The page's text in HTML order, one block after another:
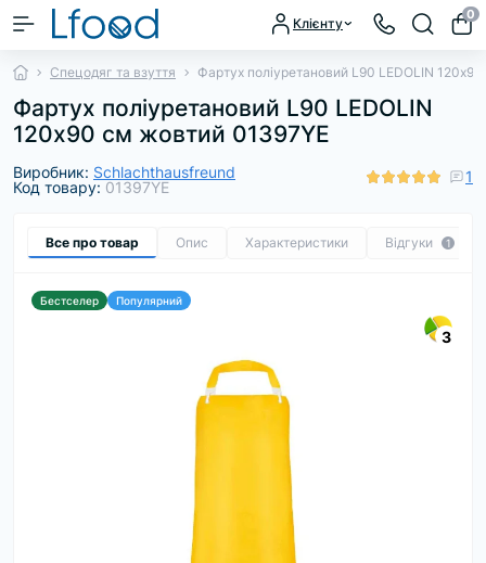
Клієнту
0
Спецодяг та взуття Фартух поліуретановий L90 LEDOLIN
Фартух поліуретановий L90 LEDOLIN
120х90 см жовтий 01397YE
Виробник: Schlachthausfreund
Код товару: 01397YE
1
Все про товар Опис Характеристики Відгуки 1
Бестселер Популярний
3